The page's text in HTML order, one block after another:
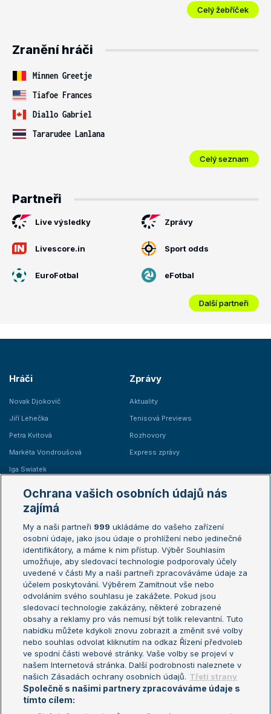
Celý žebříček
Zranění hráči
Minnen Greetje
Tiafoe Frances
Diallo Gabriel
Tararudee Lanlana
Celý seznam
Partneři
Live výsledky Zprávy
Livescore.in Sport odds
EuroFotbal eFotbal
Další partneři
Hráči
Novak Djokovič
Jiří Lehečka
Petra Kvitová
Markéta Vondroušová
Iga Swiatek
Zprávy
Aktuality
Tenisová Previews
Rozhovory
Express zprávy
Žebříčky
Žebříček ATP (muži)
Žebříček WTA (ženy)
Sázkařský žebříček
Australian Open
French Open
Wimbledon
US Open
Turnaj mistrů
Turnaj mistryň
Aktualní trendy
Fotbalové přestupy
Livesport Daily
LS Prague Open
Ochrana vašich osobních údajů nás
zajímá
My a naši partneři 999 ukládáme do vašeho zařízení
osobní údaje, jako jsou údaje o prohlížení nebo jedinečné
identifikátory, a máme k nim přístup. Výběr Souhlasím
umožňuje, aby sledovací technologie podporovaly účely
uvedené v části My a naši partneři zpracováváme údaje za
účelem poskytování. Výběrem Zamítnout vše nebo
odvoláním svého souhlasu je zakážete. Pokud jsou
sledovací technologie zakázány, některé zobrazené
obsahy a reklamy pro vás nemusí být tolik relevantní. Tuto
nabídku můžete kdykoli znovu zobrazit a změnit své volby
nebo souhlas odvolat kliknutím na odkaz Řízení předvoleb
ve spodní části webové stránky. Vaše volby se projeví v
našem Internetová stránka. Další podrobnosti naleznete v
našich Zásadách ochrany osobních údajů. Třetí strany
Společně s našimi partnery zpracováváme údaje s
tímto cílem: